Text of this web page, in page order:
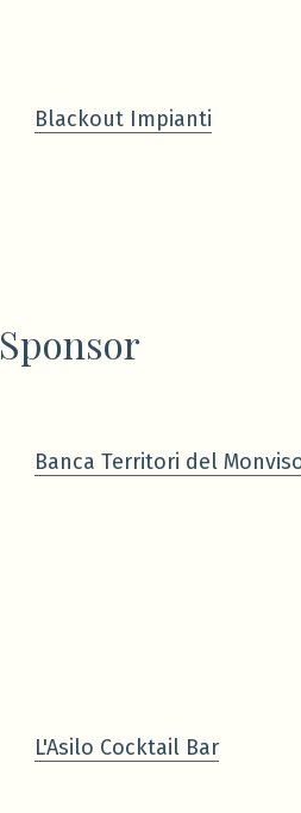
Blackout Impianti
Sponsor
Banca Territori del
L'Asilo Cocktail Bar